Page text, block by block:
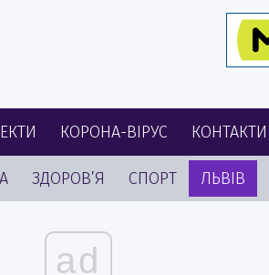
КОРОНА-ВІРУС КОНТАКТИ
ЗДОРОВ’Я СПОРТ ЛЬВІВ
ad